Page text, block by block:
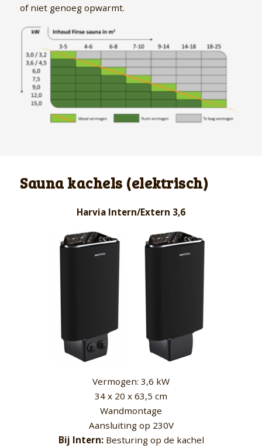
of niet genoeg opwarmt.
Sauna kachels (elektrisch)
Harvia Intern/Extern 3,6
Vermogen: 3,6 kW
34 x 20 x 63,5 cm
Wandmontage
Aansluiting op 230V
Bij Intern:Besturing op de kachel